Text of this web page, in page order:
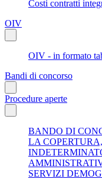
Costi contratti
OIV
OIV - in formato
Bandi di concorso
Procedure aperte
BANDO DI
LA
SERVIZI